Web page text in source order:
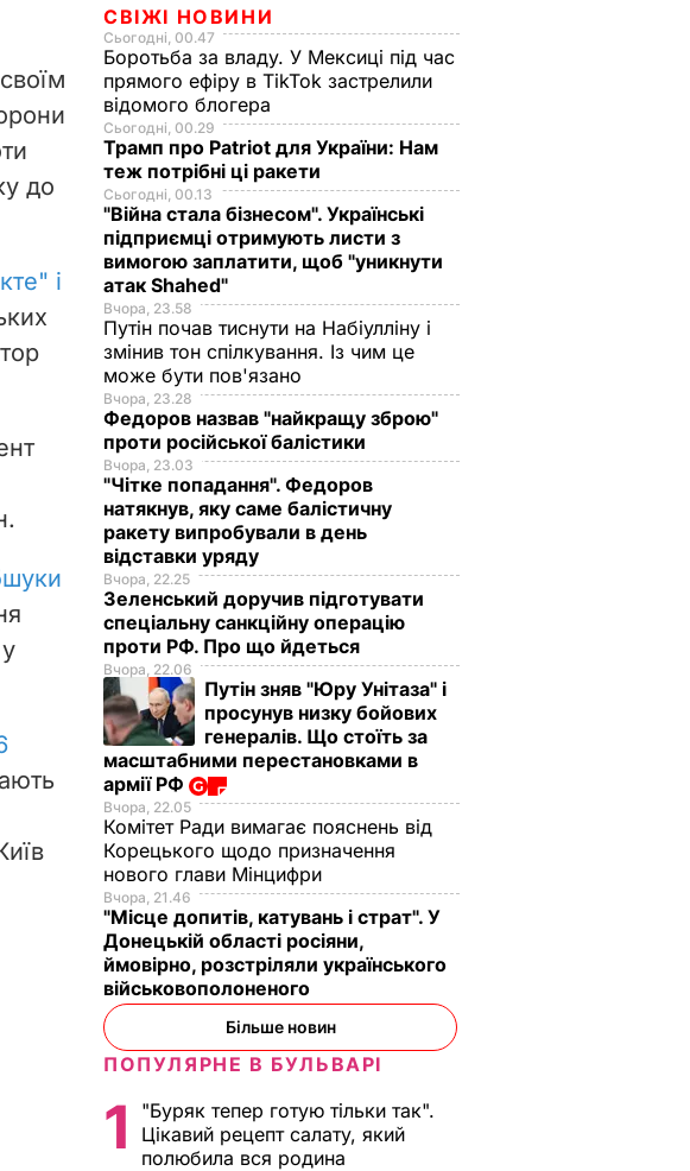
до
і
СВІЖІ НОВИНИ
Сьогодні, 00.47
Боротьба за владу. У Мексиці під час
прямого ефіру в TikTok застрелили
відомого блогера
Сьогодні, 00.29
Трамп про Patriot для України: Нам
теж потрібні ці ракети
Сьогодні, 00.13
"Війна стала бізнесом". Українські
підприємці отримують листи з
вимогою заплатити, щоб "уникнути
атак Shahed"
Вчора, 23.58
Путін почав тиснути на Набіулліну і
змінив тон спілкування. Із чим це
може бути пов'язано
Вчора, 23.28
Федоров назвав "найкращу зброю"
проти російської балістики
Вчора, 23.03
"Чітке попадання". Федоров
натякнув, яку саме балістичну
ракету випробували в день
відставки уряду
Вчора, 22.25
Зеленський доручив підготувати
спеціальну санкційну операцію
проти РФ. Про що йдеться
Вчора, 22.06
Путін зняв "Юру Унітаза" і
просунув низку бойових
генералів. Що стоїть за
масштабними перестановками в
армії РФ
Вчора, 22.05
Комітет Ради вимагає пояснень від
Корецького щодо призначення
нового глави Мінцифри
Вчора, 21.46
"Місце допитів, катувань і страт". У
Донецькій області росіяни,
ймовірно, розстріляли українського
військовополоненого
Більше новин
ПОПУЛЯРНЕ В БУЛЬВАРІ
1
"Буряк тепер готую тільки так".
Цікавий рецепт салату, який
полюбила вся родина